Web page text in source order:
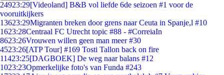
24923:29[Videoland] B&B vol liefde 6de seizoen #1 voor de
vooruitkijkers
13623:29Migranten breken door grens naar Ceuta in Spanje,l #10
1623:28Centraal FC Utrecht topic #88 - #CorreiaIn
8623:26Vrouwen willen geen man meer #30
4523:26[ATP Tour] #169 Tosti Tallon back on fire
11423:25[DAGBOEK] De weg naar balans #12
1023:23Opmerkelijke foto's van Funda #243